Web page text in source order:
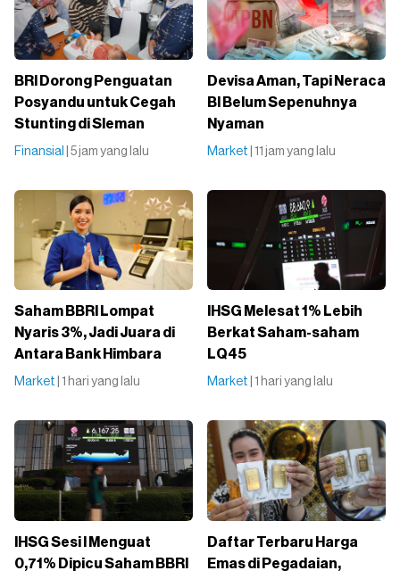
BRI Dorong Penguatan
Posyandu untuk Cegah
Stunting di Sleman
Finansial | 5 jam yang lalu
Devisa Aman, Tapi Neraca
BI Belum Sepenuhnya
Nyaman
Market | 11 jam yang lalu
Saham BBRI Lompat
Nyaris 3%, Jadi Juara di
Antara Bank Himbara
Market | 1 hari yang lalu
IHSG Melesat 1% Lebih
Berkat Saham-saham
LQ45
Market | 1 hari yang lalu
IHSG Sesi I Menguat
0,71% Dipicu Saham BBRI
Daftar Terbaru Harga
Emas di Pegadaian,